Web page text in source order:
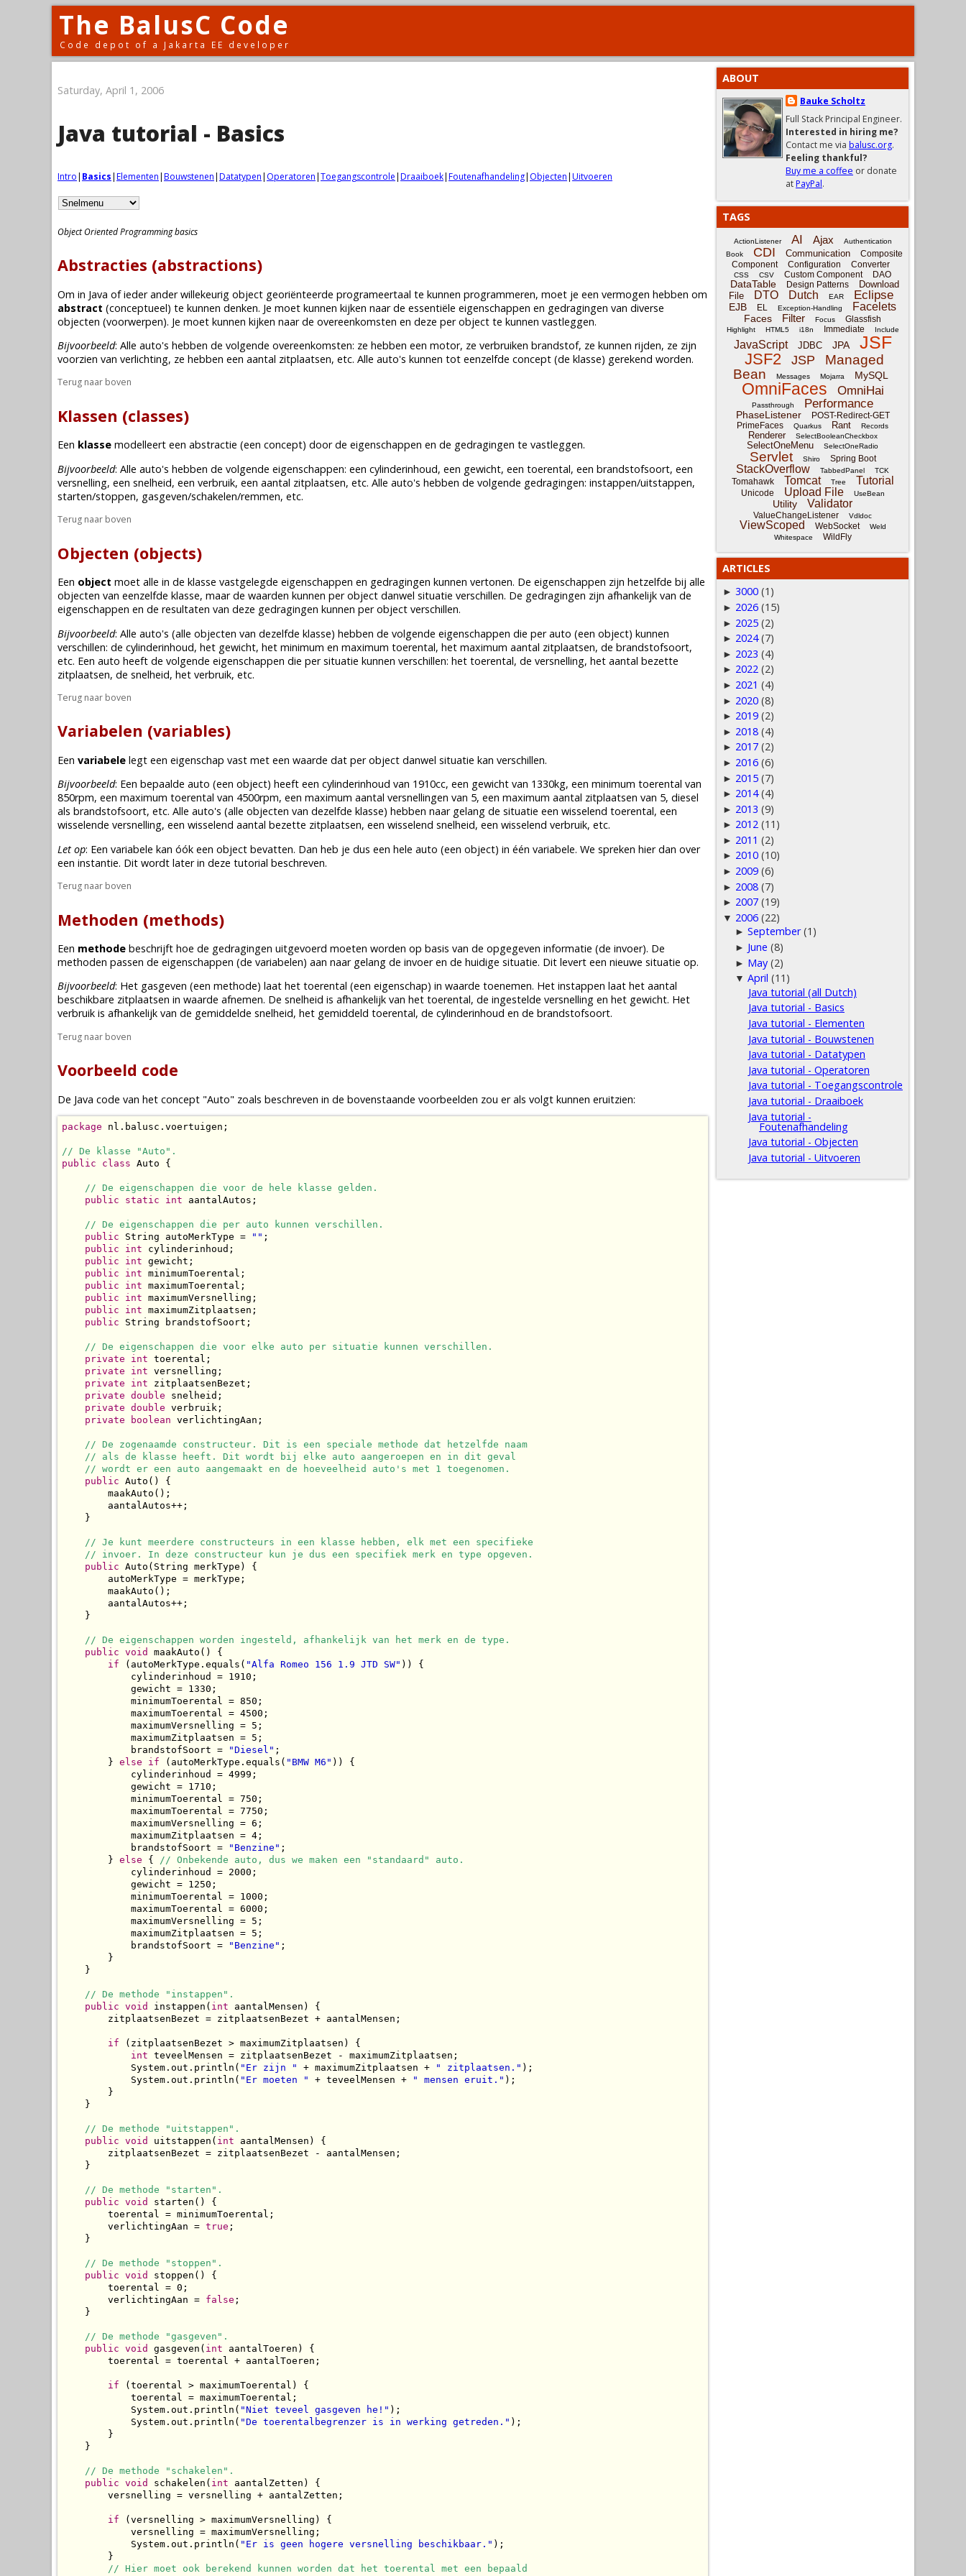
The BalusC Code
Code depot of a Jakarta EE developer
Saturday, April 1, 2006
Java tutorial - Basics
Intro| Basics|Elementen|Bouwstenen|Datatypen| Operatoren|Toegangscontrole|Draaiboek|Foutenafhandeling| Objecten|Uitvoeren
Object Oriented Programming basics
Abstracties (abstractions)
Om in Java of ieder ander willekeurig object georiënteerde programeertaal te kunnen programmeren, moet je een vermogen hebben om
abstract (conceptueel) te kunnen denken. Je moet kunnen kijken naar de essentiële eigenschappen en gedragingen van diverse
objecten (voorwerpen). Je moet kunnen kijken naar de overeenkomsten en deze per object te kunnen vastleggen.
Bijvoorbeeld: Alle auto's hebben de volgende overeenkomsten: ze hebben een motor, ze verbruiken brandstof, ze kunnen rijden, ze zijn
voorzien van verlichting, ze hebben een aantal zitplaatsen, etc. Alle auto's kunnen tot eenzelfde concept (de klasse) gerekend worden.
Terug naar boven
Klassen (classes)
Een klasse modelleert een abstractie (een concept) door de eigenschappen en de gedragingen te vastleggen.
Bijvoorbeeld: Alle auto's hebben de volgende eigenschappen: een cylinderinhoud, een gewicht, een toerental, een brandstofsoort, een
versnelling, een snelheid, een verbruik, een aantal zitplaatsen, etc. Alle auto's hebben de volgende gedragingen: instappen/uitstappen,
starten/stoppen, gasgeven/schakelen/remmen, etc.
Terug naar boven
Objecten (objects)
Een object moet alle in de klasse vastgelegde eigenschappen en gedragingen kunnen vertonen. De eigenschappen zijn hetzelfde bij alle
objecten van eenzelfde klasse, maar de waarden kunnen per object danwel situatie verschillen. De gedragingen zijn afhankelijk van de
eigenschappen en de resultaten van deze gedragingen kunnen per object verschillen.
Bijvoorbeeld: Alle auto's (alle objecten van dezelfde klasse) hebben de volgende eigenschappen die per auto (een object) kunnen
verschillen: de cylinderinhoud, het gewicht, het minimum en maximum toerental, het maximum aantal zitplaatsen, de brandstofsoort,
etc. Een auto heeft de volgende eigenschappen die per situatie kunnen verschillen: het toerental, de versnelling, het aantal bezette
zitplaatsen, de snelheid, het verbruik, etc.
Terug naar boven
Variabelen (variables)
Een variabele legt een eigenschap vast met een waarde dat perobject danwel situatie kan verschillen.
Bijvoorbeeld: Een bepaalde auto (een object) heeft een cylinderinhoud van 1910cc, een gewicht van 1330kg, een minimum toerental van
850rpm, een maximum toerental van 4500rpm, een maximum aantal versnellingen van 5, een maximum aantal zitplaatsen van 5, diesel
als brandstofsoort, etc. Alle auto's (alle objecten van dezelfde klasse) hebben naar gelang de situatie een wisselend toerental, een
wisselende versnelling, een wisselend aantal bezette zitplaatsen, een wisselend snelheid, een wisselend verbruik, etc.
Let op: Een variabele kan óók een object bevatten. Dan heb je dus een hele auto (een object) in één variabele. We spreken hier dan over
een instantie. Dit wordt later in deze tutorial beschreven.
Terug naar boven
Methoden (methods)
Een methode beschrijft hoe de gedragingen uitgevoerd moeten worden op basis van de opgegeven informatie (de invoer). De
methoden passen de eigenschappen (de variabelen) aan naar gelang de invoer en de huidige situatie. Dit levert een nieuwe situatie op.
Bijvoorbeeld: Het gasgeven (een methode) laat het toerental (een eigenschap) in waarde toenemen. Het instappen laat het aantal
beschikbare zitplaatsen in waarde afnemen. De snelheid is afhankelijk van het toerental, de ingestelde versnelling en het gewicht. Het
verbruik is afhankelijk van de gemiddelde snelheid, het gemiddeld toerental, de cylinderinhoud en de brandstofsoort.
Terug naar boven
Voorbeeld code
De Java code van het concept "Auto" zoals beschreven in de bovenstaande voorbeelden zou er als volgt kunnen eruitzien:
package nl.balusc.voertuigen;
// De klasse "Auto".
public
class Auto {
// De eigenschappen die voor de hele klasse gelden.
public
static int aantalAutos;
// De eigenschappen die per auto kunnen verschillen.
public String autoMerkType = "" ;
public
int cylinderinhoud;
public
int gewicht;
public
int minimumToerental;
public
int maximumToerental;
public
int maximumVersnelling;
public
int maximumZitplaatsen;
public String brandstofSoort;
// De eigenschappen die voor elke auto per situatie kunnen verschillen.
private
int toerental;
private
int versnelling;
private
int zitplaatsenBezet;
private double snelheid;
private double verbruik;
private
boolean verlichtingAan;
// De zogenaamde constructeur. Dit is een speciale methode dat hetzelfde naam
// als de klasse heeft. Dit wordt bij elke auto aangeroepen en in dit geval
// wordt er een auto aangemaakt en de hoeveelheid auto's met 1 toegenomen.
public Auto() {
        maakAuto();
        aantalAutos++;
    }
// Je kunt meerdere constructeurs in een klasse hebben, elk met een specifieke
// invoer. In deze constructeur kun je dus een specifiek merk en type opgeven.
public Auto(String merkType) {
        autoMerkType = merkType;
        maakAuto();
        aantalAutos++;
    }
// De eigenschappen worden ingesteld, afhankelijk van het merk en de type.
public void
maakAuto() {
if (autoMerkType.equals( "Alfa Romeo 156 1.9 JTD SW" )) {
            cylinderinhoud = 1910;
            gewicht = 1330;
            minimumToerental = 850;
            maximumToerental = 4500;
            maximumVersnelling = 5;
            maximumZitplaatsen = 5;
            brandstofSoort =
"Diesel" ;
        }
else if (autoMerkType.equals( "BMW M6" )) {
            cylinderinhoud = 4999;
            gewicht = 1710;
            minimumToerental = 750;
            maximumToerental = 7750;
            maximumVersnelling = 6;
            maximumZitplaatsen = 4;
            brandstofSoort =
"Benzine" ;
        }
else { // Onbekende auto, dus we maken een "standaard" auto.
            cylinderinhoud = 2000;
            gewicht = 1250;
            minimumToerental = 1000;
            maximumToerental = 6000;
            maximumVersnelling = 5;
            maximumZitplaatsen = 5;
            brandstofSoort =
"Benzine" ;
        }
    }
// De methode "instappen".
public void instappen( int aantalMensen) {
        zitplaatsenBezet = zitplaatsenBezet + aantalMensen;
if (zitplaatsenBezet > maximumZitplaatsen) {
int teveelMensen = zitplaatsenBezet - maximumZitplaatsen;
            System.out.println(
"Er zijn " + maximumZitplaatsen + " zitplaatsen." );
            System.out.println(
"Er moeten " + teveelMensen + " mensen eruit." );
        }
    }
// De methode "uitstappen".
public void uitstappen( int aantalMensen) {
        zitplaatsenBezet = zitplaatsenBezet - aantalMensen;
    }
// De methode "starten".
public void
starten() {
        toerental = minimumToerental;
        verlichtingAan =
true ;
    }
// De methode "stoppen".
public void
stoppen() {
        toerental = 0;
        verlichtingAan =
false ;
    }
// De methode "gasgeven".
public void gasgeven( int aantalToeren) {
        toerental = toerental + aantalToeren;
if (toerental > maximumToerental) {
            toerental = maximumToerental;
            System.out.println(
"Niet teveel gasgeven he!" );
            System.out.println(
"De toerentalbegrenzer is in werking getreden." );
        }
    }
// De methode "schakelen".
public void schakelen( int aantalZetten) {
        versnelling = versnelling + aantalZetten;
if (versnelling > maximumVersnelling) {
            versnelling = maximumVersnelling;
            System.out.println(
"Er is geen hogere versnelling beschikbaar." );
        }
// Hier moet ook berekend kunnen worden dat het toerental met een bepaald
ABOUT
Bauke Scholtz
Full Stack Principal Engineer.
Interested in hiring me?
Contact me via balusc.org.
Feeling thankful?
Buy me a coffee or donate
atPayPal.
TAGS
ActionListener AI Ajax
Authentication
Book
CDI Communication
Composite
Component
Configuration Converter
CSS CSV Custom Component DAO
DataTable Design Patterns
Download
File
DTO Dutch EAR Eclipse
EJB EL Exception-Handling Facelets
Faces Filter Focus Glassfish
Highlight HTML5 i18n Immediate Include
JavaScript JDBC JPA JSF
JSF2 JSP
Managed
Bean
Messages Mojarra MySQL
OmniFaces OmniHai
Passthrough Performance
PhaseListener
POST-Redirect-GET
PrimeFaces
Quarkus Rant Records
Renderer SelectBooleanCheckbox
SelectOneMenu SelectOneRadio
Servlet Shiro Spring Boot
StackOverflow TabbedPanel TCK
Tomahawk Tomcat Tree Tutorial
Unicode Upload File UseBean
Utility Validator
ValueChangeListener Vdldoc
ViewScoped WebSocket
Weld
Whitespace
WildFly
ARTICLES
► 3000 (1)
► 2026 (15)
► 2025 (2)
► 2024 (7)
► 2023 (4)
► 2022 (2)
► 2021 (4)
► 2020 (8)
► 2019 (2)
► 2018 (4)
► 2017 (2)
► 2016 (6)
► 2015 (7)
► 2014 (4)
► 2013 (9)
► 2012 (11)
► 2011 (2)
► 2010 (10)
► 2009 (6)
► 2008 (7)
► 2007 (19)
▼ 2006 (22)
►September (1)
► June (8)
► May (2)
▼April (11)
Java tutorial (all Dutch)
Java tutorial - Basics
Java tutorial - Elementen
Java tutorial - Bouwstenen
Java tutorial - Datatypen
Java tutorial - Operatoren
Java tutorial - Toegangscontrole
Java tutorial - Draaiboek
Java tutorial -
Foutenafhandeling
Java tutorial - Objecten
Java tutorial - Uitvoeren